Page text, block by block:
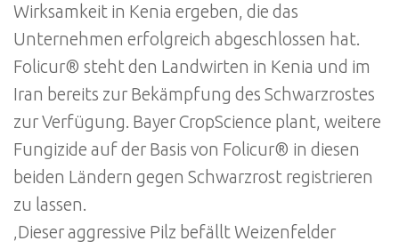
Wirksamkeit in Kenia ergeben, die das
Unternehmen erfolgreich abgeschlossen hat.
Folicur® steht den Landwirten in Kenia und im
Iran bereits zur Bekämpfung des Schwarzrostes
zur Verfügung. Bayer CropScience plant, weitere
Fungizide auf der Basis von Folicur® in diesen
beiden Ländern gegen Schwarzrost registrieren
zu lassen.
‚Dieser aggressive Pilz befällt Weizenfelder